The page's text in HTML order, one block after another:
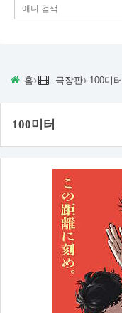
홈› 극장판› 100미터
100미터